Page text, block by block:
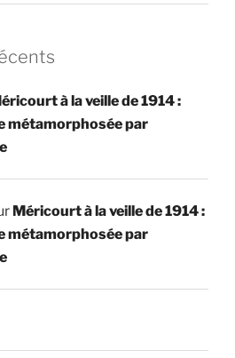
à la veille de 1914 :
métamorphosée par
Méricourt à la veille de 1914 :
métamorphosée par